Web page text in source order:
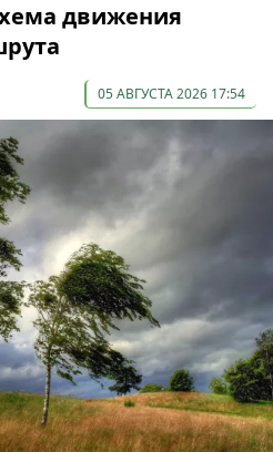
движения
05 АВГУСТА 2026 17:54